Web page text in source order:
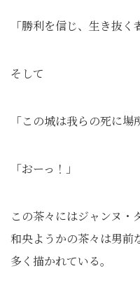
「勝利を信じ、生き抜
そして
「この城は我らの死に場
「おーっ！」
この茶々にはジャンヌ・
和央ようかの茶々は男前
多く描かれている。